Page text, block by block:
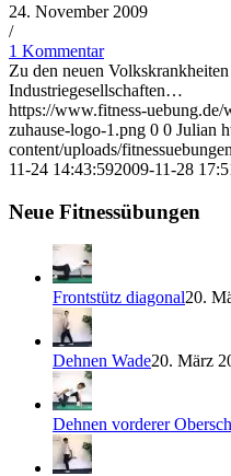
24. November 2009
/
1 Kommentar
Zu den neuen
Industriegesellschaften…
https://www.fitness-uebung.de/
zuhause-logo-1.png 0 0 Julian
content/uploads/
11-24 14:43:592009-11-28
Neue Fitnessübungen
Frontstütz diagonal20.
Dehnen Wade20. März
Dehnen vorderer